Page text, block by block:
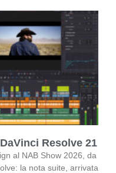
Resolve 21
al NAB Show 2026, da
la nota suite, arrivata